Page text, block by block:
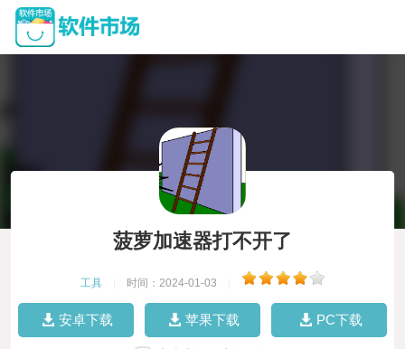
菠萝加速器打不开了
工具 时间：2024-01-03
安卓下载 苹果下载 PC下载